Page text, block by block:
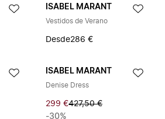
ISABEL MARANT
Vestidos de Verano
Desde286 €
ISABEL MARANT
Denise Dress
299 €427,50 €
-30%